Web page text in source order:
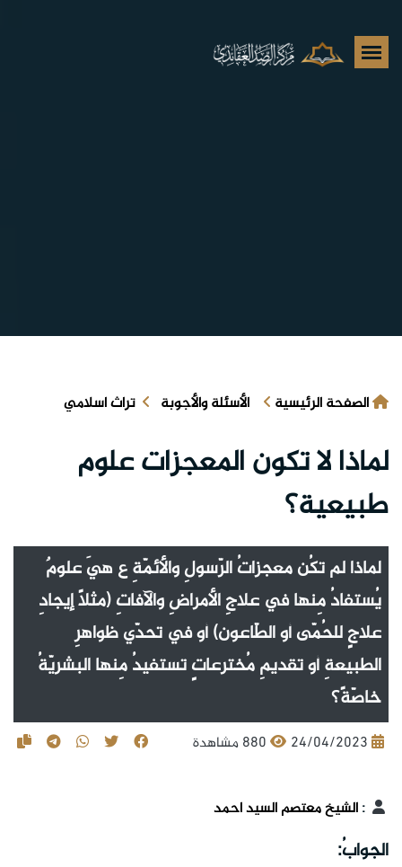
الصفحة الرئيسية الأسئلة والأجوبة تراث اسلامي
لماذا لا تكون المعجزات علوم
طبيعية؟
لماذا لم تكُن معجزاتُ الرّسولِ والأئمّةِ ع هيَ علومٌ
يُستفادُ مِنها في علاجِ الأمراضِ والآفاتِ (مثلاً إيجادِ
علاجٍ للحُمّى أو الطّاعون) أو في تحدّي ظواهرِ
الطبيعةِ أو تقديمِ مُخترعاتٍ تستفيدُ مِنها البشريّةُ
خاصّةً؟
24/04/2023 880 مشاهدة
:الشيخ معتصم السيد احمد
الجوابُ: